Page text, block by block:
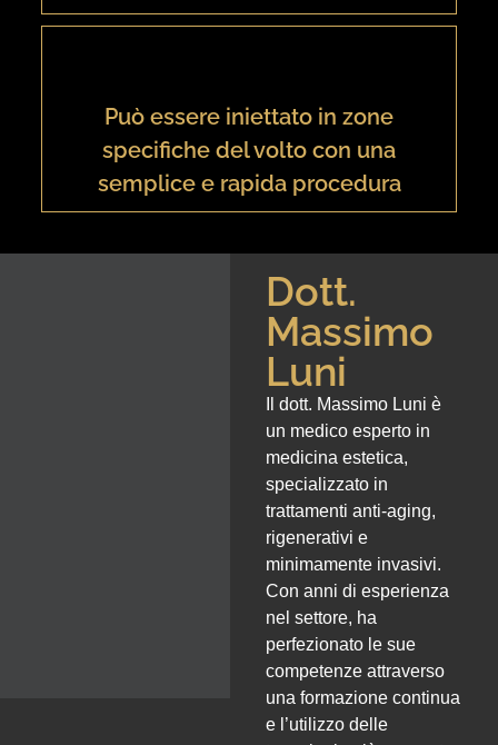
Può essere iniettato in zone
specifiche del volto con una
semplice e rapida procedura
Dott.
Massimo
Luni
Il dott. Massimo Luni è
un medico esperto in
medicina estetica,
specializzato in
trattamenti anti-aging,
rigenerativi e
minimamente invasivi.
Con anni di esperienza
nel settore, ha
perfezionato le sue
competenze attraverso
una formazione continua
e l’utilizzo delle